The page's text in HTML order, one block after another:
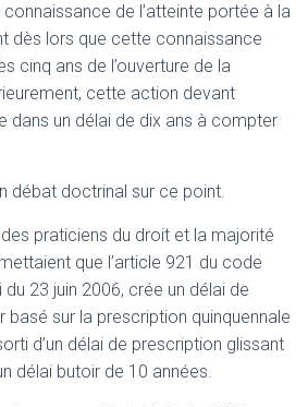
de l’atteinte portée à la
dès lors que cette connaissance
cinq ans de l’ouverture de la
cette action devant
dans un délai de dix ans à compter
débat doctrinal sur ce point.
praticiens du droit et la majorité
que l’article 921 du code
23 juin 2006, crée un délai de
basé sur la prescription quinquennale
d’un délai de prescription glissant
délai butoir de 10 années.